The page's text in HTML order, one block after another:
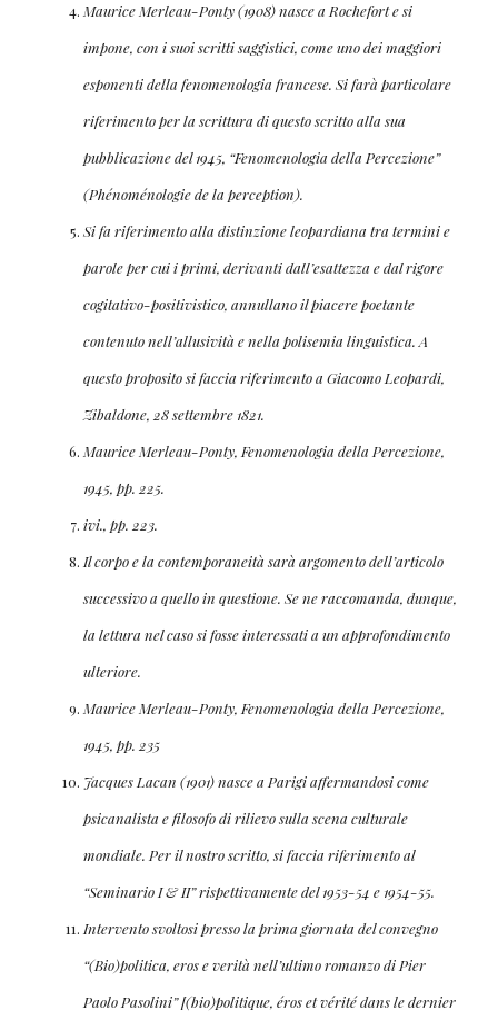
Maurice Merleau-Ponty (1908) nasce a Rochefort e si
impone, con i suoi scritti saggistici, come uno dei maggiori
esponenti della fenomenologia francese. Si farà particolare
riferimento per la scrittura di questo scritto alla sua
pubblicazione del 1945, “Fenomenologia della Percezione”
(Phénoménologie de la perception).
Si fa riferimento alla distinzione leopardiana tra termini e
parole per cui i primi, derivanti dall’esattezza e dal rigore
cogitativo-positivistico, annullano il piacere poetante
contenuto nell’allusività e nella polisemia linguistica. A
questo proposito si faccia riferimento a Giacomo Leopardi,
Zibaldone, 28 settembre 1821.
Maurice Merleau-Ponty, Fenomenologia della Percezione,
1945, pp. 225.
ivi., pp. 223.
Il corpo e la contemporaneità sarà argomento dell’articolo
successivo a quello in questione. Se ne raccomanda, dunque,
la lettura nel caso si fosse interessati a un approfondimento
ulteriore.
Maurice Merleau-Ponty, Fenomenologia della Percezione,
1945, pp. 235
Jacques Lacan (1901) nasce a Parigi affermandosi come
psicanalista e filosofo di rilievo sulla scena culturale
mondiale. Per il nostro scritto, si faccia riferimento al
“Seminario I & II” rispettivamente del 1953-54 e 1954-55.
Intervento svoltosi presso la prima giornata del convegno
“(Bio)politica, eros e verità nell’ultimo romanzo di Pier
Paolo Pasolini” [(bio)politique, éros et vérité dans le dernier